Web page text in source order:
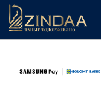
ТВ8